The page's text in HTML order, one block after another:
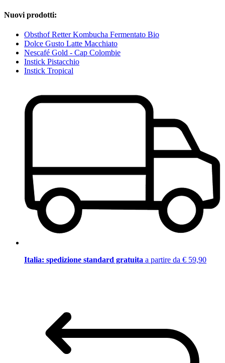
Nuovi prodotti:
Obsthof Retter Kombucha Fermentato Bio
Dolce Gusto Latte Macchiato
Nescafé Gold - Cap Colombie
Instick Pistacchio
Instick Tropical
Italia: spedizione standard gratuita a partire da € 59,90